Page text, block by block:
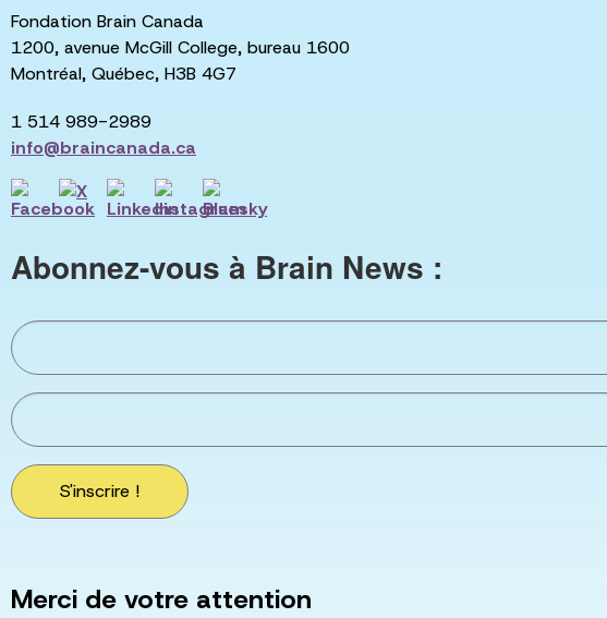
Fondation Brain Canada
1200, avenue McGill College, bureau 1600
Montréal, Québec, H3B 4G7
1 514 989-2989
info@braincanada.ca
Abonnez-vous à Brain News :
S'inscrire !
Merci de votre attention